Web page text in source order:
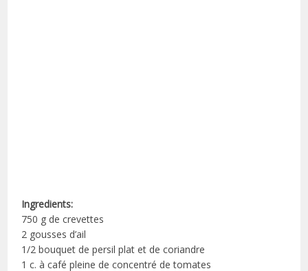
Ingredients:
750 g de crevettes
2 gousses d’ail
1/2 bouquet de persil plat et de coriandre
1 c. à café pleine de concentré de tomates